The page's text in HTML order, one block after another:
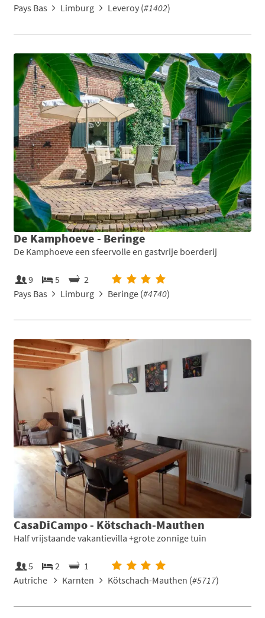
Pays Bas
Limburg Leveroy (#1402)
De Kamphoeve - Beringe
De Kamphoeve een sfeervolle en gastvrije boerderij
9 5
2
Pays Bas
Limburg Beringe (#4740)
CasaDiCampo - Kötschach-Mauthen
Half vrijstaande vakantievilla +grote zonnige tuin
5 2
1
Autriche
Karnten Kötschach-Mauthen (#5717)